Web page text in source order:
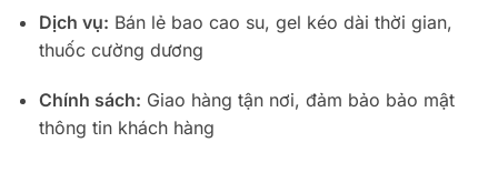
Dịch vụ: Bán lẻ bao cao su, gel kéo dài thời gian,
thuốc cường dương
Chính sách: Giao hàng tận nơi, đảm bảo bảo mật
thông tin khách hàng